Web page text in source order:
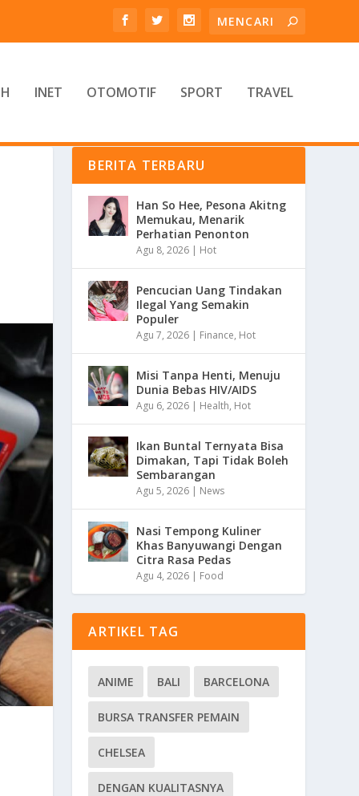
INET OTOMOTIF SPORT TRAVEL
BERITA TERBARU
Han So Hee, Pesona Akitng
Memukau, Menarik
Perhatian Penonton
Agu 8, 2026 | Hot
Pencucian Uang Tindakan
Ilegal Yang Semakin
Populer
Agu 7, 2026 | Finance, Hot
Misi Tanpa Henti, Menuju
Dunia Bebas HIV/AIDS
Agu 6, 2026 | Health, Hot
Ikan Buntal Ternyata Bisa
Dimakan, Tapi Tidak Boleh
Sembarangan
Agu 5, 2026 | News
Nasi Tempong Kuliner
Khas Banyuwangi Dengan
Citra Rasa Pedas
Agu 4, 2026 | Food
ARTIKEL TAG
ANIME BALI BARCELONA
BURSA TRANSFER PEMAIN
CHELSEA
DENGAN KUALITASNYA